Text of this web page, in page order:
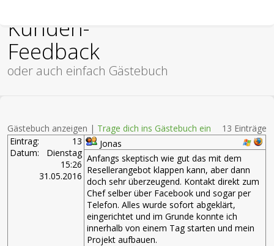
Kunden-
Feedback
oder auch einfach Gästebuch
Gästebuch anzeigen | Trage dich ins Gästebuch ein
13 Einträge
Eintrag:
13
Datum:
Dienstag
15:26
31.05.2016
Jonas
Anfangs skeptisch wie gut das mit dem
Resellerangebot klappen kann, aber dann
doch sehr überzeugend. Kontakt direkt zum
Chef selber über Facebook und sogar per
Telefon. Alles wurde sofort abgeklärt,
eingerichtet und im Grunde konnte ich
innerhalb von einem Tag starten und mein
Projekt aufbauen.